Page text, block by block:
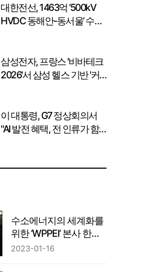
대한전선, 1463억 ‘500kV
HVDC 동해안-동서울’ 수
삼성전자, 프랑스 '비바테크
2026'서 삼성 헬스 기반 '커
이 대통령, G7 정상회의서
"AI 발전 혜택, 전 인류가 함
수소에너지의 세계화를
위한 ‘WPPEI’ 본사 한국
설립
2023-01-16